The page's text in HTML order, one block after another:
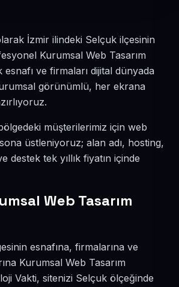
İzmir ilindeki Selçuk ilçesinin
Kurumsal Web Tasarım
ve firmaları dijital dünyada
görünümlü, her ekrana
müşterilerimiz için web
üstleniyoruz; alan adı, hosting,
destek tek yıllık fiyatın içinde
Web Tasarım
esnafına, firmalarına ve
Kurumsal Web Tasarım
Vakti, sitenizi Selçuk ölçeğinde